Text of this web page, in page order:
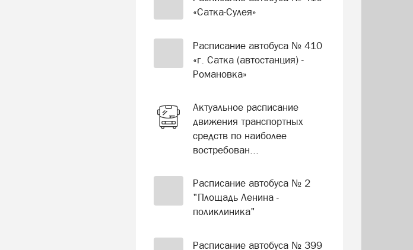
«Сатка-Сулея»
Расписание автобуса № 410
«г. Сатка (автостанция) -
Романовка»
Актуальное расписание
движения транспортных
средств по наиболее
востребован...
Расписание автобуса № 2
"Площадь Ленина -
поликлиника"
Расписание автобуса № 399